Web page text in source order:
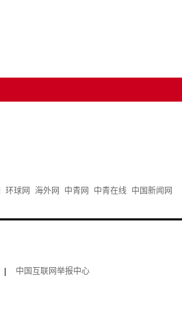
环球网 海外网 中青网 中青在线
中国新闻网
中国互联网举报中心